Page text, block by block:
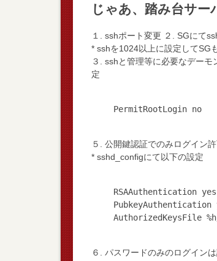
じゃあ、踏み台サー
１. sshポート変更 ２. SGにて
* sshを1024以上に設定してSG
３. sshと管理等に必要なデー
定
PermitRootLogin no
５. 公開鍵認証でのみログイン
* sshd_configにて以下の設定
RSAAuthentication yes
PubkeyAuthentication
６. パスワードのみのログイン